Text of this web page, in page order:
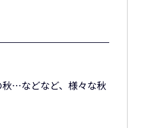
秋…などなど、様々な秋